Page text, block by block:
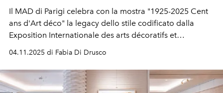
Il MAD di Parigi celebra con la mostra "1925-2025 Cent
ans d'Art déco" la legacy dello stile codificato dalla
Exposition Internationale des arts décoratifs et
Express, il treno superlusso che collegava Parigi e
Istanbul
04.11.2025 di Fabia Di Drusco